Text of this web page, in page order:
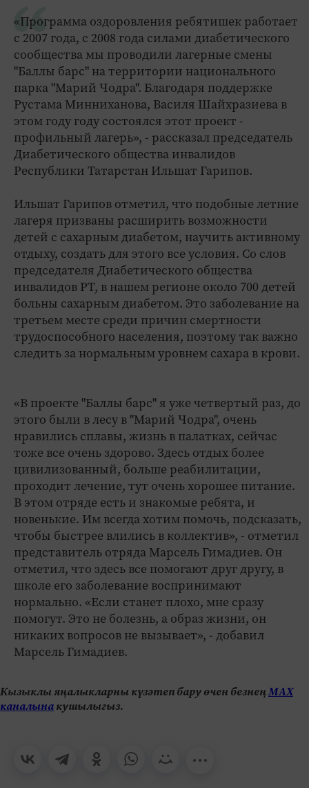
«Программа оздоровления ребятишек работает
с 2007 года, с 2008 года силами диабетического
сообщества мы проводили лагерные смены
"Баллы барс" на территории национального
парка "Марий Чодра". Благодаря поддержке
Рустама Минниханова, Василя Шайхразиева в
этом году году состоялся этот проект -
профильный лагерь», - рассказал председатель
Диабетического общества инвалидов
Республики Татарстан Ильшат Гарипов.
Ильшат Гарипов отметил, что подобные летние
лагеря призваны расширить возможности
детей с сахарным диабетом, научить активному
отдыху, создать для этого все условия. Со слов
председателя Диабетического общества
инвалидов РТ, в нашем регионе около 700 детей
больны сахарным диабетом. Это заболевание на
третьем месте среди причин смертности
трудоспособного населения, поэтому так важно
следить за нормальным уровнем сахара в крови.
«В проекте "Баллы барс" я уже четвертый раз, до
этого были в лесу в "Марий Чодра", очень
нравились сплавы, жизнь в палатках, сейчас
тоже все очень здорово. Здесь отдых более
цивилизованный, больше реабилитации,
проходит лечение, тут очень хорошее питание.
В этом отряде есть и знакомые ребята, и
новенькие. Им всегда хотим помочь, подсказать,
чтобы быстрее влились в коллектив», - отметил
представитель отряда Марсель Гимадиев. Он
отметил, что здесь все помогают друг другу, в
школе его заболевание воспринимают
нормально. «Если станет плохо, мне сразу
помогут. Это не болезнь, а образ жизни, он
никаких вопросов не вызывает», - добавил
Марсель Гимадиев.
Кызыклы яңалыкларны күзәтеп бару өчен безнеңМАХ
каналынакушылыгыз.